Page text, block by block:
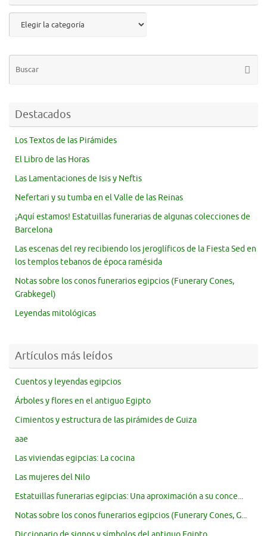
Destacados
Los Textos de las Pirámides
El Libro de las Horas
Las Lamentaciones de Isis y Neftis
Nefertari y su tumba en el Valle de las Reinas
¡Aquí estamos! Estatuillas funerarias de algunas colecciones de
Barcelona
Las escenas del rey recibiendo los jeroglíficos de la Fiesta Sed en
los templos tebanos de época ramésida
Notas sobre los conos funerarios egipcios (Funerary Cones,
Grabkegel)
Leyendas mitológicas
Artículos más leídos
Cuentos y leyendas egipcios
Árboles y flores en el antiguo Egipto
Cimientos y estructura de las pirámides de Guiza
aae
Las viviendas egipcias: La cocina
Las mujeres del Nilo
Estatuillas funerarias egipcias: Una aproximación a su conce...
Notas sobre los conos funerarios egipcios (Funerary Cones, G...